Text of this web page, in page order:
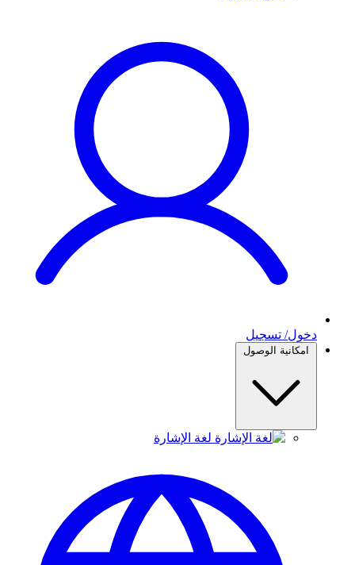
دخول/ تسجيل
امكانية الوصول
لغة الإشارة